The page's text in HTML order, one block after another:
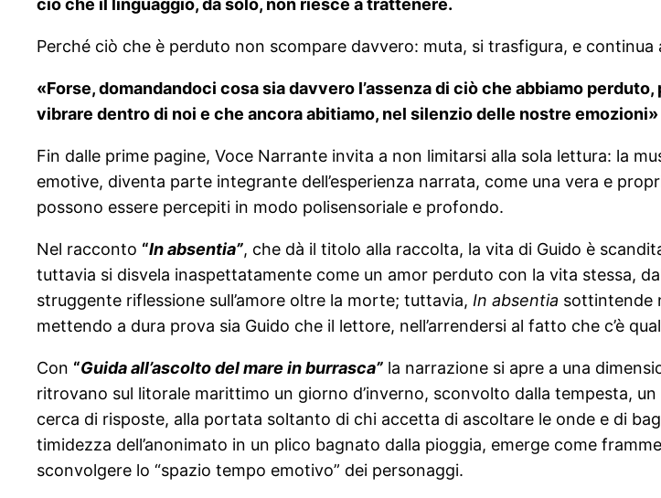
ciò che il linguaggio, da solo, non riesce a trattenere.
Perché ciò che è perduto non scompare davvero: muta, si trasfigura, e continua
«Forse, domandandoci cosa sia davvero l’assenza di ciò che abbiamo
vibrare dentro di noi e che ancora abitiamo, nel silenzio delle nostre emozioni»
Fin dalle prime pagine, Voce Narrante invita a non limitarsi alla sola lettura: la
emotive, diventa parte integrante dell’esperienza narrata, come una vera e
possono essere percepiti in modo polisensoriale e profondo.
Nel racconto “In absentia”, che dà il titolo alla raccolta, la vita di Guido è
tuttavia si disvela inaspettatamente come un amor perduto con la vita stessa,
struggente riflessione sull’amore oltre la morte; tuttavia, In absentia sottintende
mettendo a dura prova sia Guido che il lettore, nell’arrendersi al fatto che c’è
Con “Guida all’ascolto del mare in burrasca” la narrazione si apre a una
ritrovano sul litorale marittimo un giorno d’inverno, sconvolto dalla tempesta,
cerca di risposte, alla portata soltanto di chi accetta di ascoltare le onde e di
timidezza dell’anonimato in un plico bagnato dalla pioggia, emerge come
sconvolgere lo “spazio tempo emotivo” dei personaggi.